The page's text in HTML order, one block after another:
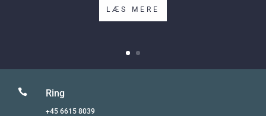
LÆS MERE
 Ring
+45 6615 8039